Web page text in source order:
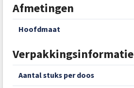
Afmetingen
hoofdmaat
Verpakkingsinformatie
aantal stuks per doos